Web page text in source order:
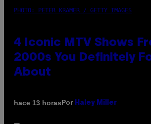
PHOTO: PETER KRAMER / GETTY IMAGES
4 Iconic MTV Shows
2000s You Definitely
About
hace 13 horasPor Haley Miller